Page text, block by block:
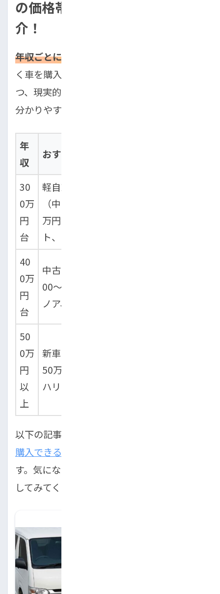
の価格帯は？具体的な車種も紹
介！
年収ごとに適正な予算を知る
く車を購入できます。中古車も視野に入れつ
つ、現実的な選択肢を具体的な車種とともに
分かりやすく表で整理しました。
年
収
おすすめの車種・価格帯
30
0万
円
台
軽自動車、コンパクトカー
（中古車中心、予算50～150
万円）例：ダイハツ・タン
ト、トヨタ・ヴィッツ
40
0万
円
台
中古SUVやミニバン（予算1
00～250万円）例：トヨタ・
ノア、ホンダ・ヴェゼル
50
0万
円
以
上
新車SUVやミニバン（予算2
50万円以上）例：トヨタ・
ハリアー、マツダ・CX-8
以下の記事では、
購入できるのか
す。気になる方はぜひこちらの記事も参考に
してみてください。